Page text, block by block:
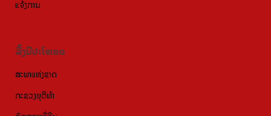
ແຈ້ງການ
ລີ້ງມີປະໂຫຍດ
ສະພາແຫ່ງຊາດ
ກະຊວງຍຸຕິທຳ